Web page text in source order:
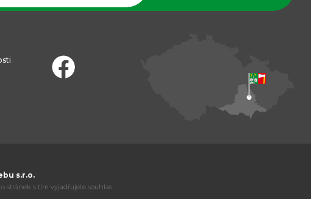
s.r.o.
stránek s tím vyjadřujete souhlas.